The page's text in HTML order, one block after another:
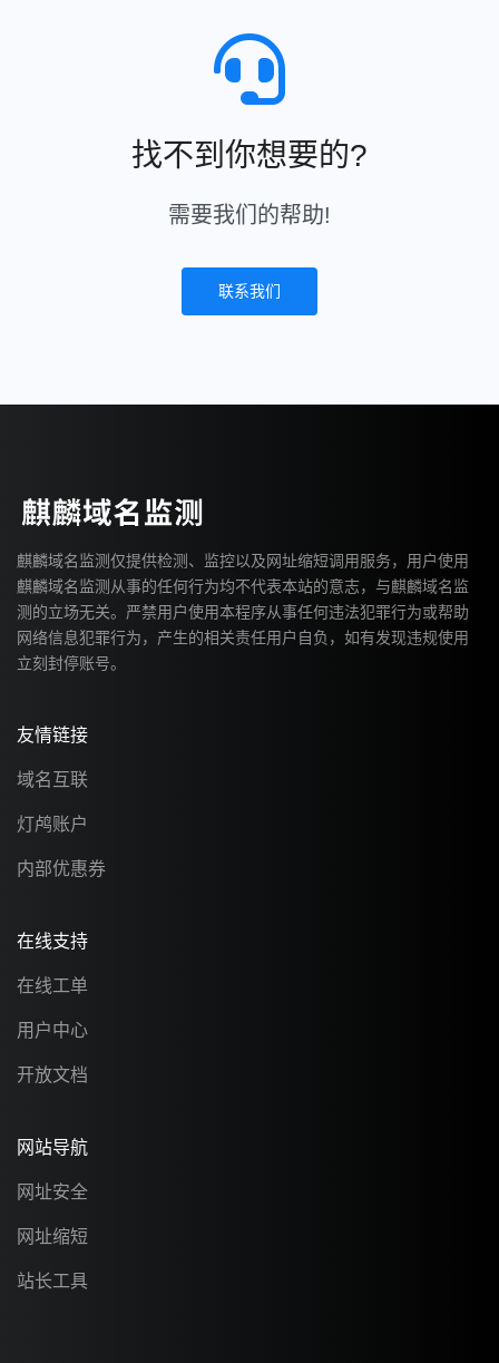
找不到你想要的?
需要我们的帮助!
联系我们
麒麟域名监测仅提供检测、监控以及网址缩短调用服务，用户使用
麒麟域名监测从事的任何行为均不代表本站的意志，与麒麟域名监
测的立场无关。严禁用户使用本程序从事任何违法犯罪行为或帮助
网络信息犯罪行为，产生的相关责任用户自负，如有发现违规使用
立刻封停账号。
友情链接
域名互联
灯鸬账户
内部优惠券
在线支持
在线工单
用户中心
开放文档
网站导航
网址安全
网址缩短
站长工具